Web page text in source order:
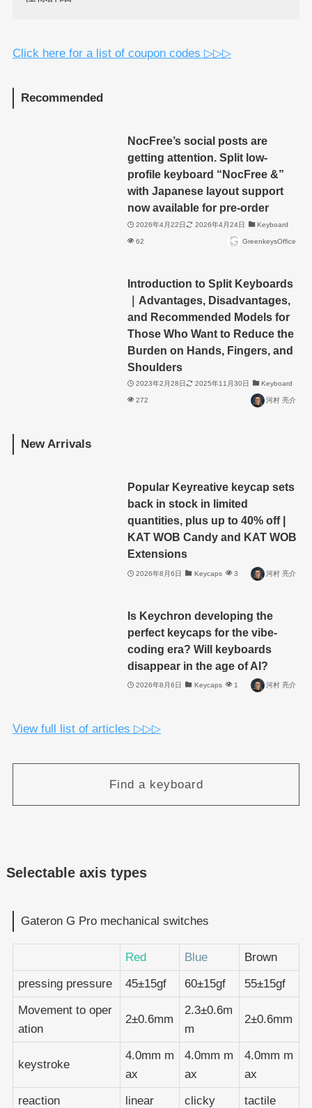
Click here for a list of coupon codes ▷▷▷
Recommended
NocFree’s social posts are
getting attention. Split low-
profile keyboard “NocFree &”
with Japanese layout support
now available for pre-order
2026年4月22日 2026年4月24日 Keyboard
62 GreenkeysOffice
Introduction to Split Keyboards
｜Advantages, Disadvantages,
and Recommended Models for
Those Who Want to Reduce the
Burden on Hands, Fingers, and
Shoulders
2023年2月28日 2025年11月30日 Keyboard
272 河村 亮介
New Arrivals
Popular Keyreative keycap sets
back in stock in limited
quantities, plus up to 40% off |
KAT WOB Candy and KAT WOB
Extensions
2026年8月6日 Keycaps 3 河村 亮介
Is Keychron developing the
perfect keycaps for the vibe-
coding era? Will keyboards
disappear in the age of AI?
2026年8月6日 Keycaps 1 河村 亮介
View full list of articles ▷▷▷
Find a keyboard
Selectable axis types
Gateron G Pro mechanical switches
Red Blue
Brown
pressing pressure
45±15gf 60±15gf
55±15gf
Movement to oper
ation
2±0.6mm
2.3±0.6m
m
2±0.6mm
keystroke
4.0mm m
ax
4.0mm m
ax
4.0mm m
ax
reaction
linear clicky
tactile